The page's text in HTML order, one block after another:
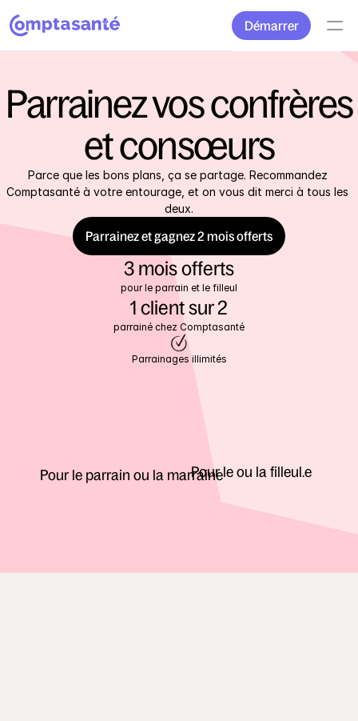
Démarrer
Parrainez vos confrères
et consœurs
Parce que les bons plans, ça se partage. Recommandez
Comptasanté à votre entourage, et on vous dit merci à tous les
deux.
Parrainez et gagnez 2 mois offerts
3 mois offerts
pour le parrain et le filleul
1 client sur 2
parrainé chez Comptasanté
Parrainages illimités
Pour le parrain ou la marrainePour le ou la filleul.e